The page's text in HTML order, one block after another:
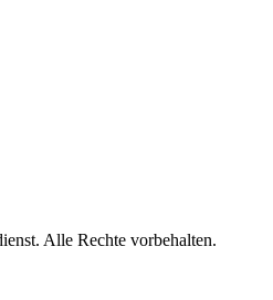
Alle Rechte vorbehalten.